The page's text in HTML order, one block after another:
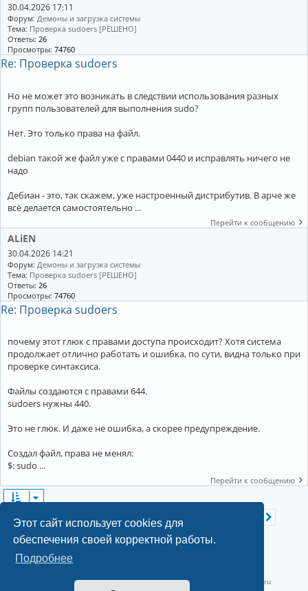
Этот сайт использует cookies для
обеспечения своей корректной работы.
Подробнее
30.04.2026 17:11
Форум: Демоны и загрузка системы
Тема: Проверка sudoers [РЕШЕНО]
Ответы: 26
Просмотры: 74760
Re: Проверка sudoers
Но не может это возникать в следствии использования разных
групп пользователей для выполнения sudo?
Нет. Это только права на файл.
debian такой же файл уже с правами 0440 и исправлять ничего не
надо
Дебиан - это, так скажем, уже настроенный дистрибутив. В арче же
всё делается самостоятельно ...
Перейти к сообщению
ALiEN
30.04.2026 14:21
Форум: Демоны и загрузка системы
Тема: Проверка sudoers [РЕШЕНО]
Ответы: 26
Просмотры: 74760
Re: Проверка sudoers
почему этот глюк с правами доступа происходит? Хотя система
продолжает отлично работать и ошибка, по сути, видна только при
проверке синтаксиса.
Файлы создаются с правами 644.
sudoers нужны 440.
Это не глюк. И даже не ошибка, а скорее предупреждение.
Создал файл, права не менял:
$: sudo ...
Перейти к сообщению
Найдено 550 результатов Страница
Linux 6.18.40-1-lts x86_64 GNU/Linux 2026-07-26 08:48:12 |
vps reg.ru